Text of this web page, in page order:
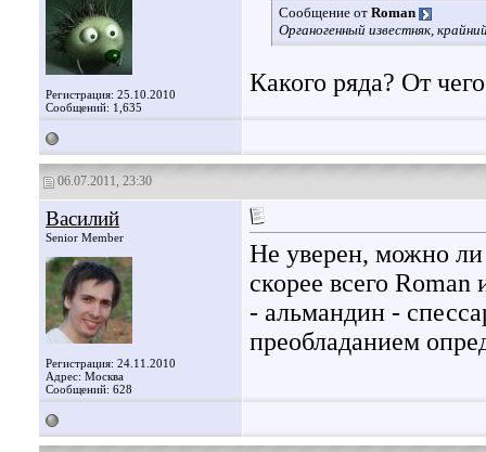
Регистрация: 25.10.2010
Сообщений: 1,635
Сообщение от Roman
Органогенный известняк,
Какого ряда? От
06.07.2011, 23:30
Василий
Senior Member
Регистрация: 24.11.2010
Адрес: Москва
Сообщений: 628
Не уверен, можно
скорее всего
- альмандин -
преобладанием